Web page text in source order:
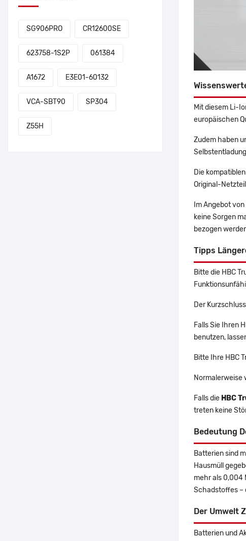
SG906PRO CR12600SE
623758-1S2P 061384
A1672 E3E01-60132
VCA-SBT90 SP304
Z55H
Mit diesem Li-
europäischen
Zudem haben
Die
Original-
Im Angebot
keine Sorgen
bezogen
Tipps
Bitte die HBC
Der
Falls Sie Ihren
benutzen,
Bitte Ihre HBC
Normalerweise
Falls die HBC
treten keine
Bedeutung
Batterien sind
Hausmüll
mehr als 0,004
Schadstoffes –
Der Umwelt
Batterien und